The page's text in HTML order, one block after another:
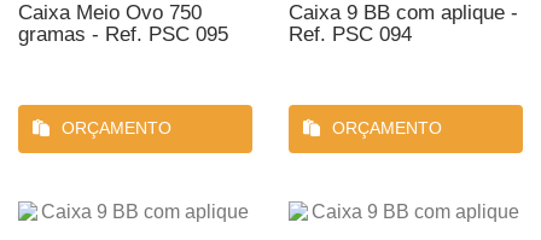
Caixa Meio Ovo 750
gramas - Ref. PSC 095
ORÇAMENTO
Caixa 9 BB com aplique -
Ref. PSC 094
ORÇAMENTO